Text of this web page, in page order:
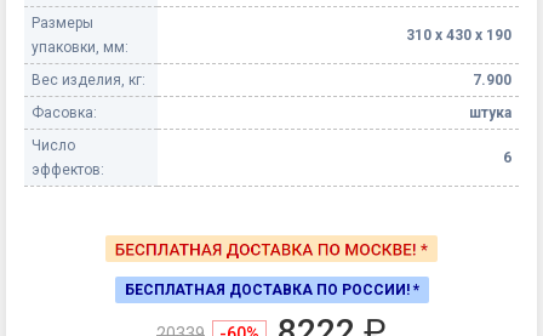
Размеры
упаковки, мм:
310 х 430 х 190
Вес изделия, кг:
7.900
Фасовка:
штука
Число
эффектов:
6
БЕСПЛАТНАЯ ДОСТАВКА ПО РОССИИ! *